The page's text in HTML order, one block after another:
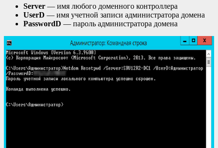
Server — имя любого доменного контроллера
UserD — имя учетной записи администратора домена
PasswordD — пароль администратора домена